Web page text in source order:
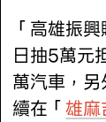
「高雄振
日抽5萬元
萬汽車，
續在「雄麻